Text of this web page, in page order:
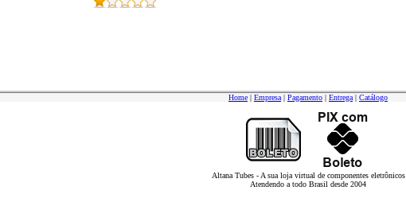
Home | Empresa | Pagamento | Entrega | Catálogo
Altana Tubes - A sua loja virtual de componentes eletrônicos
Atendendo a todo Brasil desde 2004